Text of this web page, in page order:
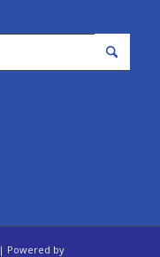
| Powered by